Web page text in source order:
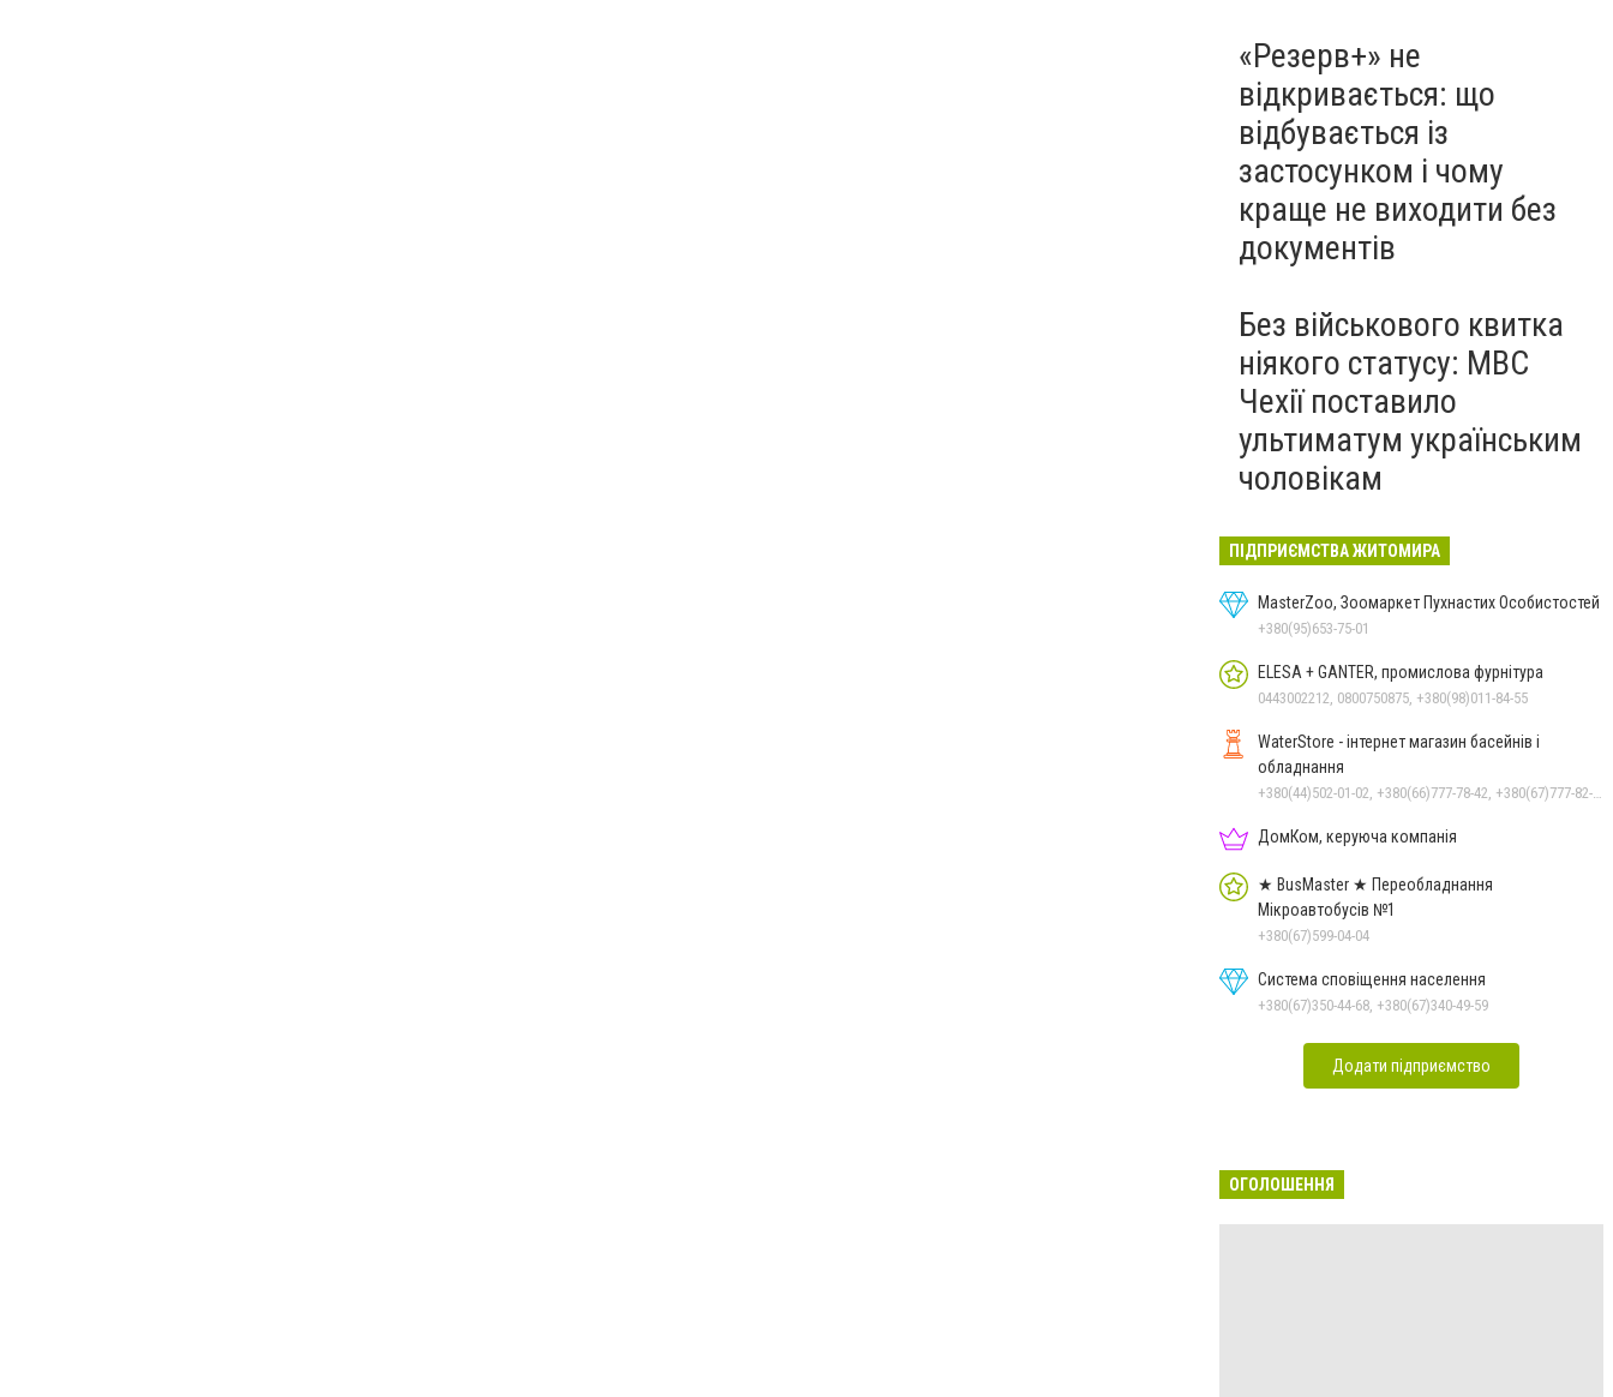
«Резерв+» не
відкривається: що
відбувається із
застосунком і чому
краще не виходити без
документів
Без військового квитка
ніякого статусу: МВС
Чехії поставило
ультиматум українським
чоловікам
ПІДПРИЄМСТВА ЖИТОМИРА
MasterZoo, Зоомаркет Пухнастих Особистостей
+380(95)653-75-01
ELESA + GANTER, промислова фурнітура
0443002212, 0800750875, +380(98)011-84-55
WaterStore - інтернет магазин басейнів і
обладнання
+380(44)502-01-02, +380(66)777-78-42, +380(67)777-82-19, +380(67)890-80-80, +380(73)890-80-80, +380(44)502-01-03
ДомКом, керуюча компанія
★ BusMaster ★ Переобладнання
Мікроавтобусів №1
+380(67)599-04-04
Система сповіщення населення
+380(67)350-44-68, +380(67)340-49-59
Додати підприємство
ОГОЛОШЕННЯ